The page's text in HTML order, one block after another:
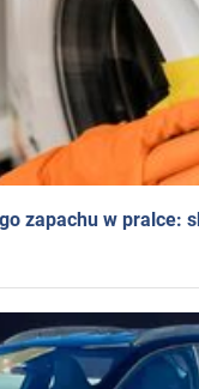
zapachu w pralce: